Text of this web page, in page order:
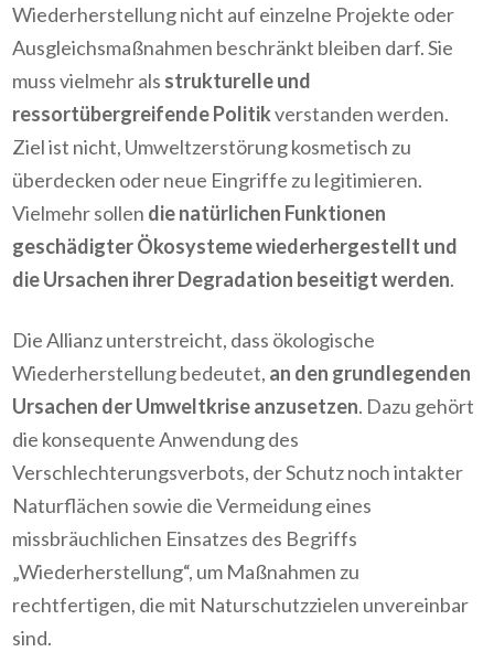
Wiederherstellung nicht auf einzelne Projekte oder
Ausgleichsmaßnahmen beschränkt bleiben darf. Sie
muss vielmehr als strukturelle und
ressortübergreifende Politikverstanden werden.
Ziel ist nicht, Umweltzerstörung kosmetisch zu
überdecken oder neue Eingriffe zu legitimieren.
Vielmehr sollen die natürlichen Funktionen
geschädigter Ökosysteme wiederhergestellt und
die Ursachen ihrer Degradation beseitigt werden.
Die Allianz unterstreicht, dass ökologische
Wiederherstellung bedeutet, an den grundlegenden
Ursachen der Umweltkrise anzusetzen. Dazu gehört
die konsequente Anwendung des
Verschlechterungsverbots, der Schutz noch intakter
Naturflächen sowie die Vermeidung eines
missbräuchlichen Einsatzes des Begriffs
„Wiederherstellung“, um Maßnahmen zu
rechtfertigen, die mit Naturschutzzielen unvereinbar
sind.